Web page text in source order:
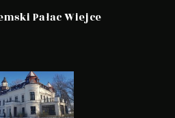
Pałac Wiejce